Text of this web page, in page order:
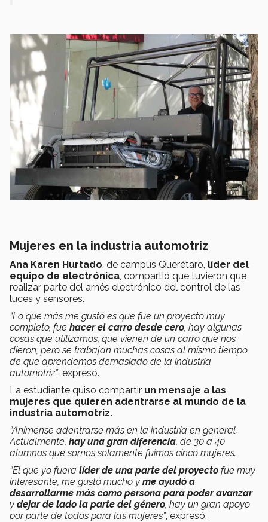
Mujeres en la industria automotriz
Ana Karen Hurtado , de campus Querétaro, líder del
equipo de electrónica , compartió que tuvieron que
realizar parte del arnés electrónico del control de las
luces y sensores.
“Lo que más me gustó es que fue un proyecto muy
completo, fue hacer el carro desde cero , hay algunas
cosas que utilizamos, que vienen de un carro que nos
dieron, pero se trabajan muchas cosas al mismo tiempo
de que aprendemos demasiado de la industria
automotriz”, expresó.
La estudiante quiso compartir un mensaje a las
mujeres que quieren adentrarse al mundo de la
industria automotriz.
“Animense adentrarse más en la industria en general.
Actualmente, hay una gran diferencia , de 30 a 40
alumnos que somos solamente fuimos cinco mujeres.
“El que yo fuera líder de una parte del proyecto fue muy
interesante, me gustó mucho y me ayudó a
desarrollarme más como persona para poder avanzar
y dejar de lado la parte del género , hay un gran apoyo
por parte de todos para las mujeres”, expresó.